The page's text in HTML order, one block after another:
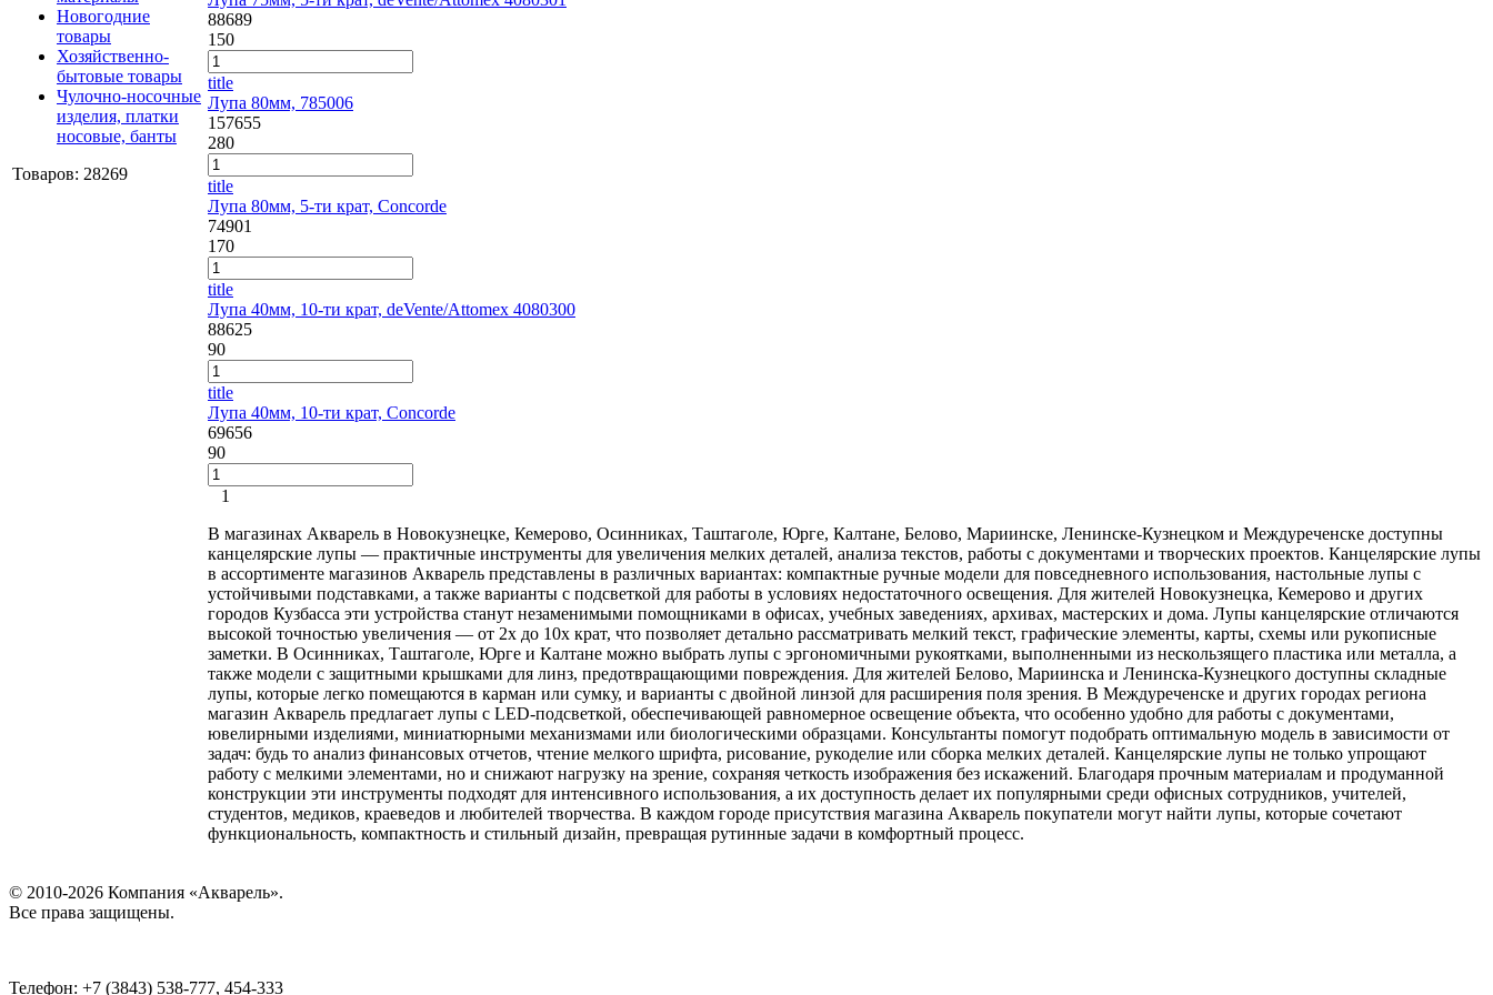
Новогодние
товары
Хозяйственно-
бытовые товары
Чулочно-носочные
изделия, платки
носовые, банты
Товаров: 28269
88689
150
title
Лупа 80мм, 785006
157655
280
title
Лупа 80мм, 5-ти крат, Concorde
74901
170
title
Лупа 40мм, 10-ти крат, deVente/Attomex 4080300
88625
90
title
Лупа 40мм, 10-ти крат, Concorde
69656
90
1
В магазинах Акварель в Новокузнецке, Кемерово, Осинниках, Таштаголе, Юрге, Калтане, Белово, Мариинске, Ленинске-Кузнецком и Междуреченске доступны
канцелярские лупы — практичные инструменты для увеличения мелких деталей, анализа текстов, работы с документами и творческих проектов. Канцелярские лупы
в ассортименте магазинов Акварель представлены в различных вариантах: компактные ручные модели для повседневного использования, настольные лупы с
устойчивыми подставками, а также варианты с подсветкой для работы в условиях недостаточного освещения. Для жителей Новокузнецка, Кемерово и других
городов Кузбасса эти устройства станут незаменимыми помощниками в офисах, учебных заведениях, архивах, мастерских и дома. Лупы канцелярские отличаются
высокой точностью увеличения — от 2х до 10х крат, что позволяет детально рассматривать мелкий текст, графические элементы, карты, схемы или рукописные
заметки. В Осинниках, Таштаголе, Юрге и Калтане можно выбрать лупы с эргономичными рукоятками, выполненными из нескользящего пластика или металла, а
также модели с защитными крышками для линз, предотвращающими повреждения. Для жителей Белово, Мариинска и Ленинска-Кузнецкого доступны складные
лупы, которые легко помещаются в карман или сумку, и варианты с двойной линзой для расширения поля зрения. В Междуреченске и других городах региона
магазин Акварель предлагает лупы с LED-подсветкой, обеспечивающей равномерное освещение объекта, что особенно удобно для работы с документами,
ювелирными изделиями, миниатюрными механизмами или биологическими образцами. Консультанты помогут подобрать оптимальную модель в зависимости от
задач: будь то анализ финансовых отчетов, чтение мелкого шрифта, рисование, рукоделие или сборка мелких деталей. Канцелярские лупы не только упрощают
работу с мелкими элементами, но и снижают нагрузку на зрение, сохраняя четкость изображения без искажений. Благодаря прочным материалам и продуманной
конструкции эти инструменты подходят для интенсивного использования, а их доступность делает их популярными среди офисных сотрудников, учителей,
студентов, медиков, краеведов и любителей творчества. В каждом городе присутствия магазина Акварель покупатели могут найти лупы, которые сочетают
функциональность, компактность и стильный дизайн, превращая рутинные задачи в комфортный процесс.
© 2010-2026 Компания «Акварель».
Все права защищены.
Телефон: +7 (3843) 538-777, 454-333